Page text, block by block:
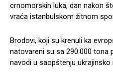
crnomorskih luka, dan nakon
vraća istanbulskom žitnom
Brodovi, koji su krenuli ka
natovareni su sa 290.000 tona
navodi u saopštenju